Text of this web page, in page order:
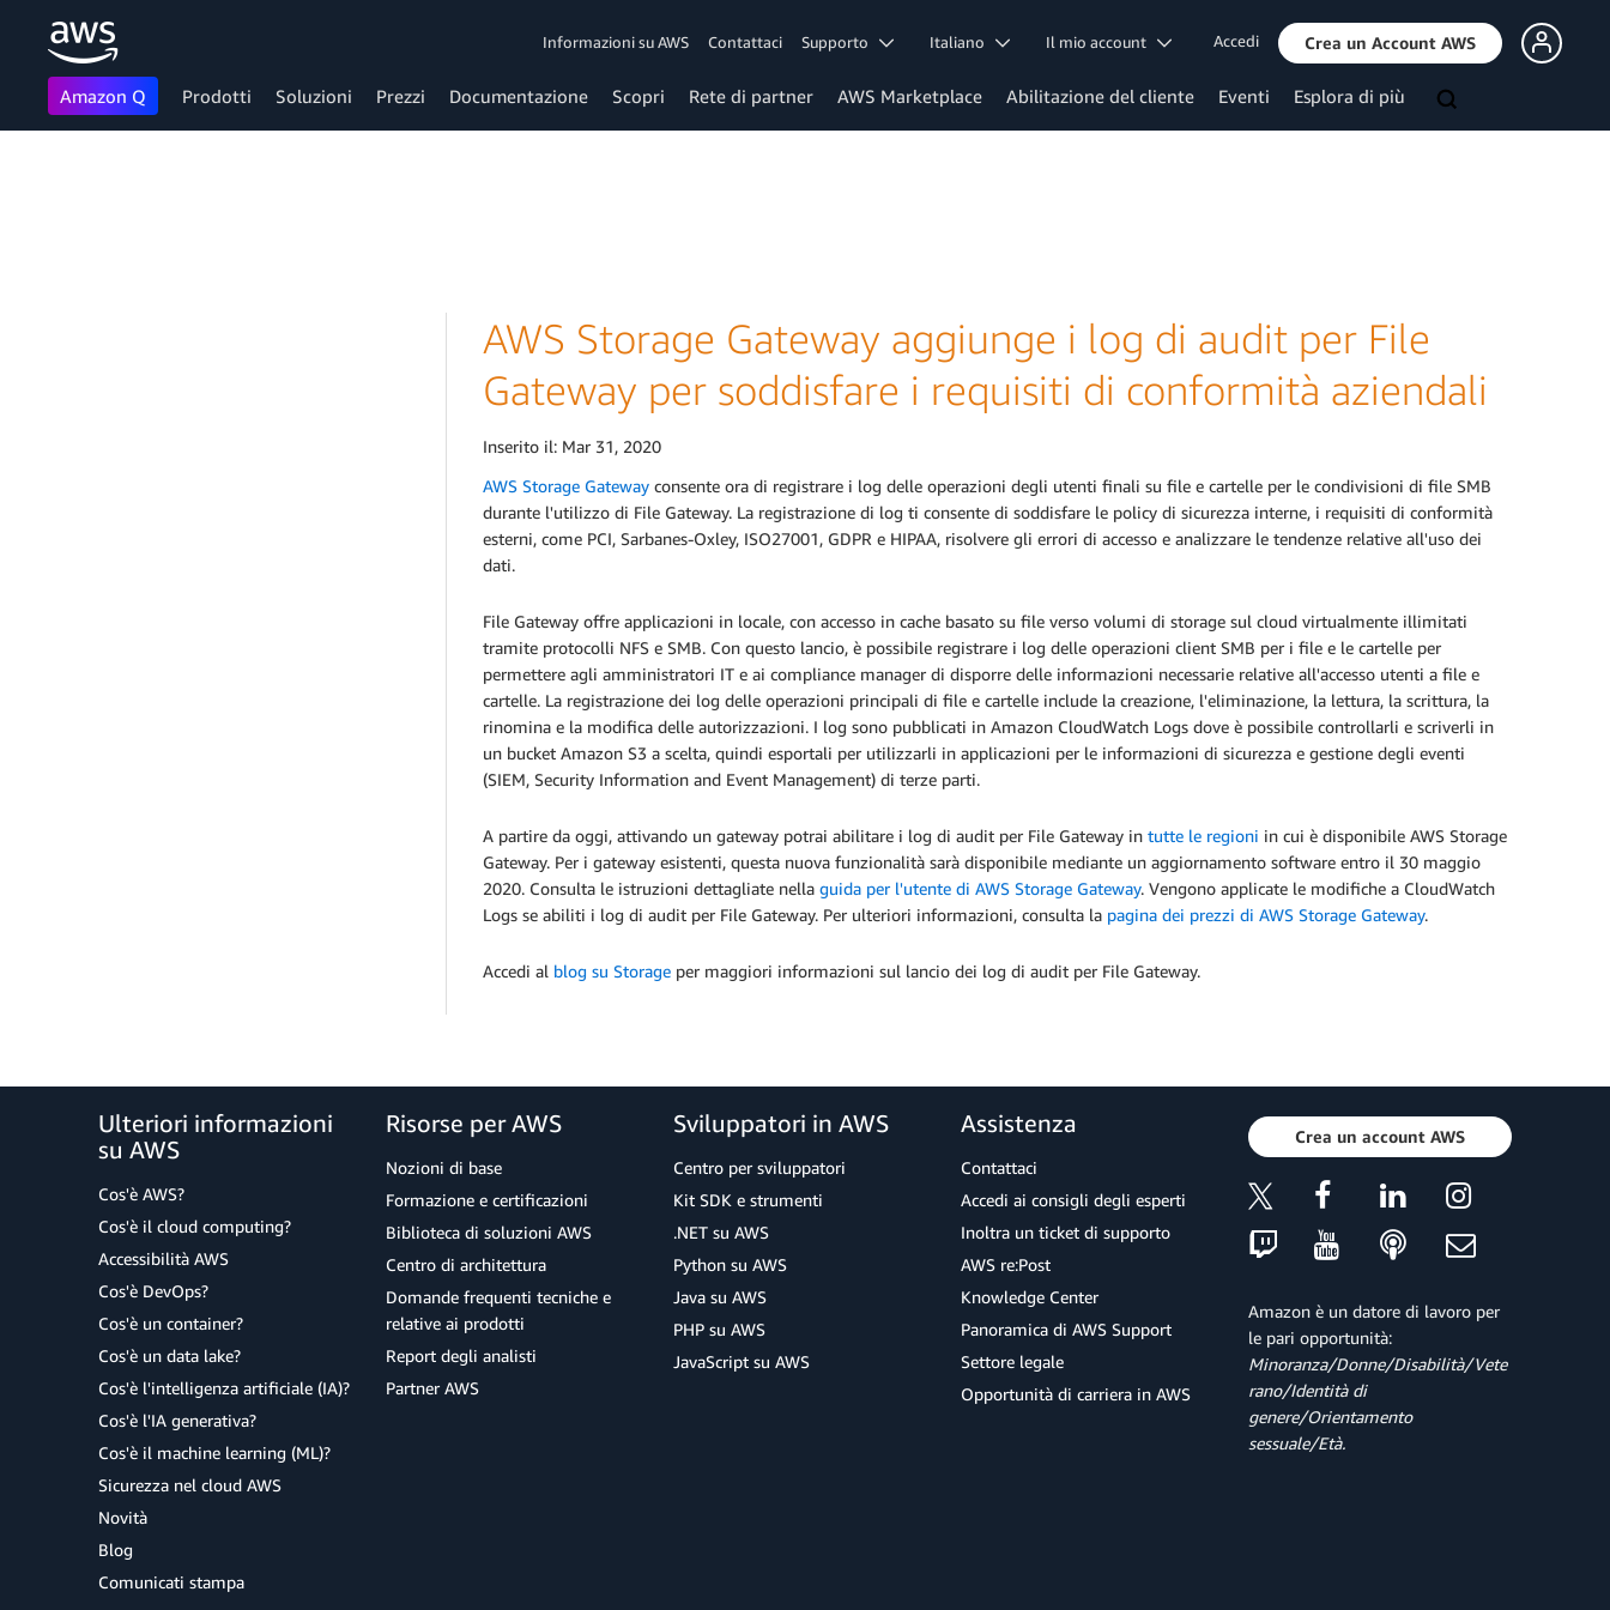
Informazioni su AWS Contattaci Supporto Italiano Il mio account Accedi Crea un Account AWS
Amazon Q Prodotti Soluzioni Prezzi Documentazione Scopri Rete di partner AWS Marketplace Abilitazione del cliente Eventi Esplora di più
AWS Storage Gateway aggiunge i log di audit per File
Gateway per soddisfare i requisiti di conformità aziendali
Inserito il: Mar 31, 2020
AWS Storage Gateway consente ora di registrare i log delle operazioni degli utenti finali su file e cartelle per le condivisioni di file SMB
durante l'utilizzo di File Gateway. La registrazione di log ti consente di soddisfare le policy di sicurezza interne, i requisiti di conformità
esterni, come PCI, Sarbanes-Oxley, ISO27001, GDPR e HIPAA, risolvere gli errori di accesso e analizzare le tendenze relative all'uso dei
dati.
File Gateway offre applicazioni in locale, con accesso in cache basato su file verso volumi di storage sul cloud virtualmente illimitati
tramite protocolli NFS e SMB. Con questo lancio, è possibile registrare i log delle operazioni client SMB per i file e le cartelle per
permettere agli amministratori IT e ai compliance manager di disporre delle informazioni necessarie relative all'accesso utenti a file e
cartelle. La registrazione dei log delle operazioni principali di file e cartelle include la creazione, l'eliminazione, la lettura, la scrittura, la
rinomina e la modifica delle autorizzazioni. I log sono pubblicati in Amazon CloudWatch Logs dove è possibile controllarli e scriverli in
un bucket Amazon S3 a scelta, quindi esportali per utilizzarli in applicazioni per le informazioni di sicurezza e gestione degli eventi
(SIEM, Security Information and Event Management) di terze parti.
A partire da oggi, attivando un gateway potrai abilitare i log di audit per File Gateway in tutte le regioni in cui è disponibile AWS Storage
Gateway. Per i gateway esistenti, questa nuova funzionalità sarà disponibile mediante un aggiornamento software entro il 30 maggio
2020. Consulta le istruzioni dettagliate nella guida per l'utente di AWS Storage Gateway. Vengono applicate le modifiche a CloudWatch
Logs se abiliti i log di audit per File Gateway. Per ulteriori informazioni, consulta la pagina dei prezzi di AWS Storage Gateway.
Accedi al blog su Storage per maggiori informazioni sul lancio dei log di audit per File Gateway.
Ulteriori informazioni
su AWS
Cos'è AWS?
Cos'è il cloud computing?
Accessibilità AWS
Cos'è DevOps?
Cos'è un container?
Cos'è un data lake?
Cos'è l'intelligenza artificiale (IA)?
Cos'è l'IA generativa?
Cos'è il machine learning (ML)?
Sicurezza nel cloud AWS
Novità
Blog
Comunicati stampa
Risorse per AWS
Nozioni di base
Formazione e certificazioni
Biblioteca di soluzioni AWS
Centro di architettura
Domande frequenti tecniche e
relative ai prodotti
Report degli analisti
Partner AWS
Sviluppatori in AWS
Centro per sviluppatori
Kit SDK e strumenti
.NET su AWS
Python su AWS
Java su AWS
PHP su AWS
JavaScript su AWS
Assistenza
Contattaci
Accedi ai consigli degli esperti
Inoltra un ticket di supporto
AWS re:Post
Knowledge Center
Panoramica di AWS Support
Settore legale
Opportunità di carriera in AWS
Crea un account AWS
Amazon è un datore di lavoro per
le pari opportunità:
Minoranza/Donne/Disabilità/Vete
rano/Identità di
genere/Orientamento
sessuale/Età.